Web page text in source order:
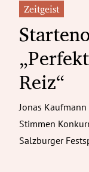
Zeitgeist
Reiz“
Jonas
Stimmen
Salzburger